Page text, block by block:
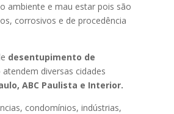
ambiente e mau estar pois são
corrosivos e de procedência
desentupimento de
atendem diversas cidades
ABC Paulista e Interior.
condomínios, indústrias,